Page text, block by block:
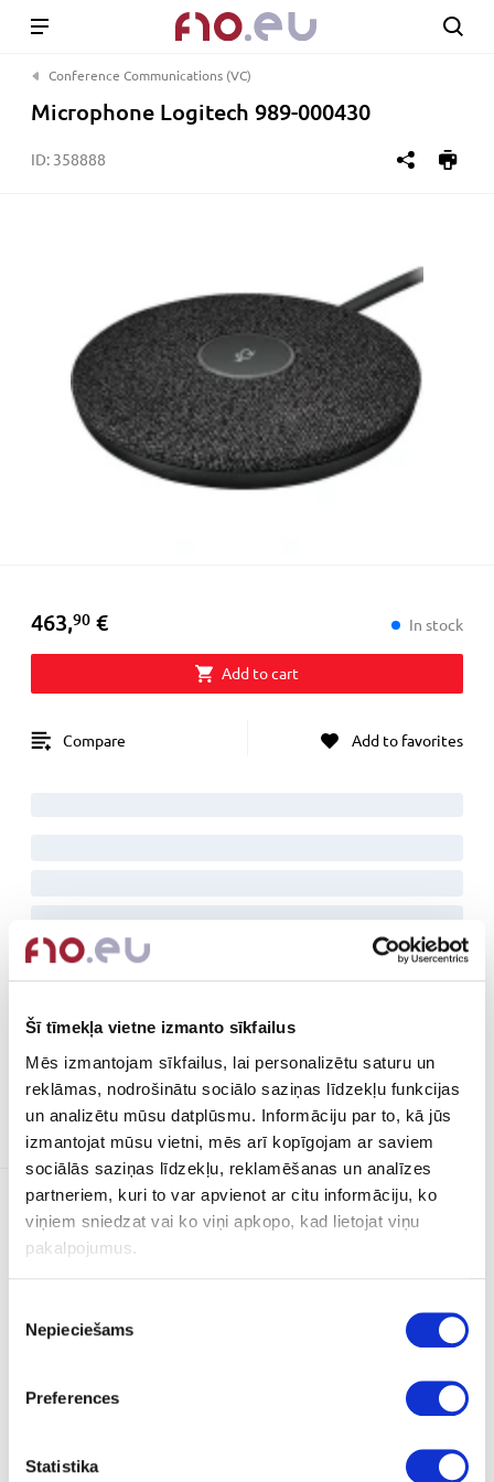
Šī tīmekļa vietne izmanto sīkfailus
Mēs izmantojam sīkfailus, lai personalizētu saturu un
reklāmas, nodrošinātu sociālo saziņas līdzekļu funkcijas
un analizētu mūsu datplūsmu. Informāciju par to, kā jūs
izmantojat mūsu vietni, mēs arī kopīgojam ar saviem
sociālās saziņas līdzekļu, reklamēšanas un analīzes
partneriem, kuri to var apvienot ar citu informāciju, ko
viņiem sniedzat vai ko viņi apkopo, kad lietojat viņu
pakalpojumus.
izvēle
Nepieciešams
Preferences
Statistika
Conference Communications (VC)
Microphone Logitech 989-000430
ID: 358888
463,90 €463,90 € In stock
Add to cart
Compare Add to favorites
Specifications Reviews
Main
Manufacturer Code
Warranty